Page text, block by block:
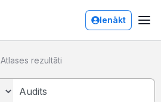
Ienākt
Atlases rezultāti